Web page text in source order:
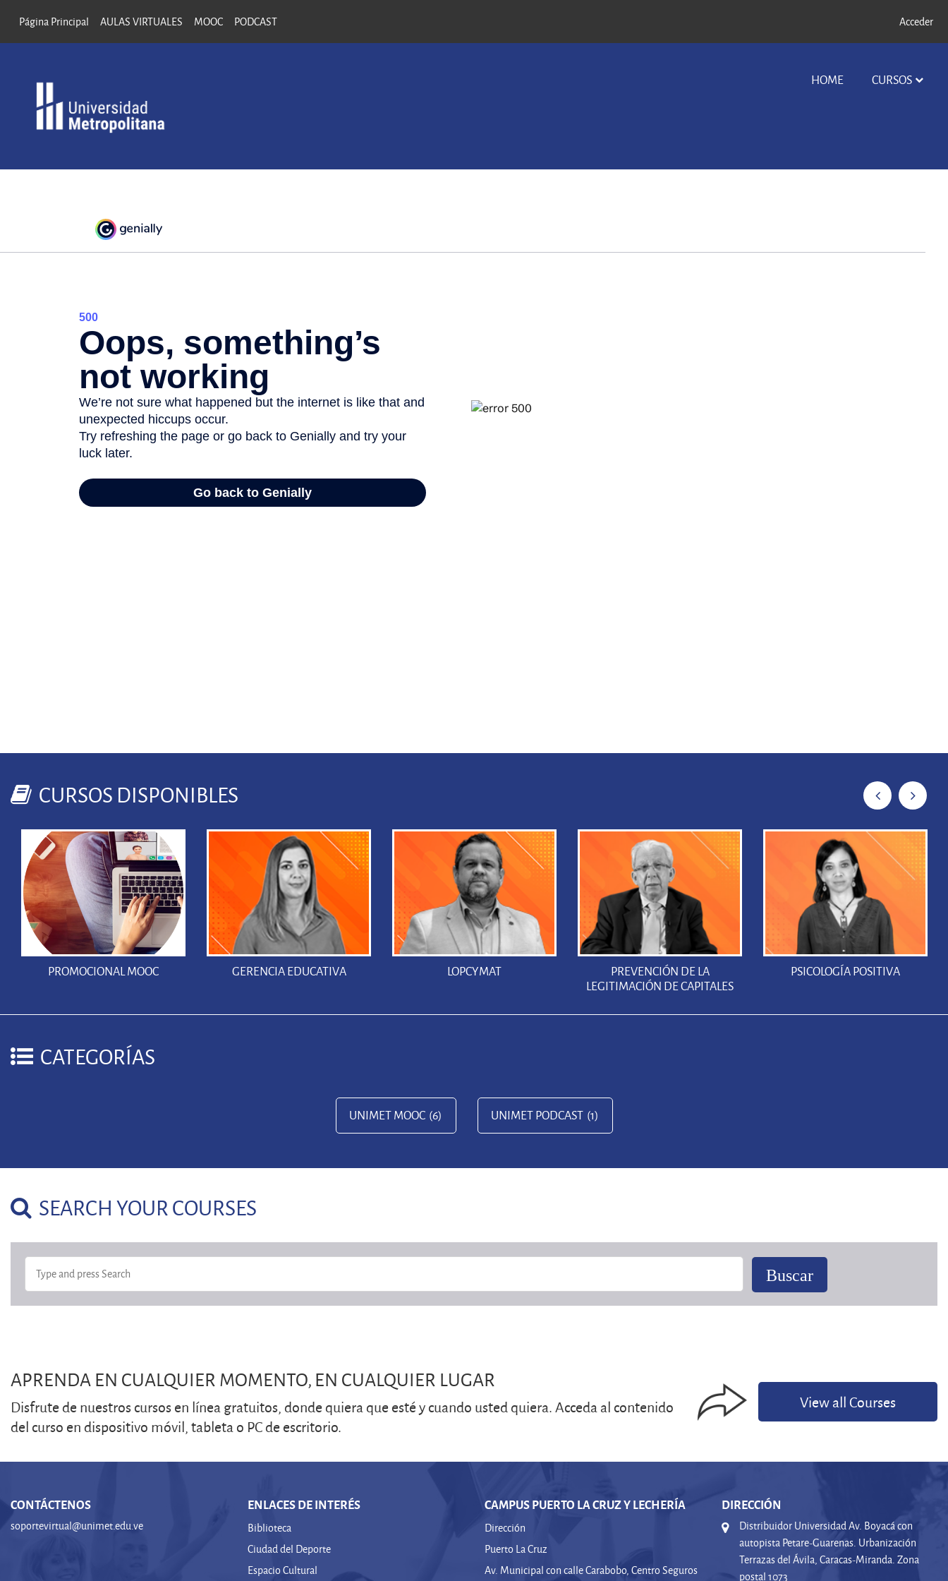
Página Principal
AULAS VIRTUALES MOOC PODCAST Acceder
HOME CURSOS
CURSOS DISPONIBLES
PROMOCIONAL MOOC GERENCIA EDUCATIVA LOPCYMAT
PREVENCIÓN DE LA
LEGITIMACIÓN DE CAPITALES
PSICOLOGÍA POSITIVA
CATEGORÍAS
UNIMET MOOC (6) UNIMET PODCAST (1)
SEARCH YOUR COURSES
APRENDA EN CUALQUIER MOMENTO, EN CUALQUIER LUGAR
Disfrute de nuestros cursos en línea gratuitos, donde quiera que esté y cuando usted quiera. Acceda al contenido
del curso en dispositivo móvil, tableta o PC de escritorio.
View all Courses
CONTÁCTENOS
soportevirtual@unimet.edu.ve
ENLACES DE INTERÉS
Biblioteca
Ciudad del Deporte
Espacio Cultural
CAMPUS PUERTO LA CRUZ Y LECHERÍA
Dirección
Puerto La Cruz
Av. Municipal con calle Carabobo, Centro Seguros
DIRECCIÓN
Distribuidor Universidad Av. Boyacá con
autopista Petare-Guarenas. Urbanización
Terrazas del Ávila, Caracas-Miranda. Zona
postal 1073